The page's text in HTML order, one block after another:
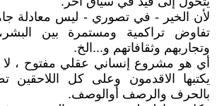
لأن الخير - في تصوري - ليس معادلة
تفاوض تراكمية ومستمرة بين
وتجاربهم وثقافاتهم و...الخ.
أي هو مشروع إنساني عقلي مفتوح ، لا
يكتبها الاقدمون وعلى كل اللاحقين
بالحرف والرصف أوالوصف.